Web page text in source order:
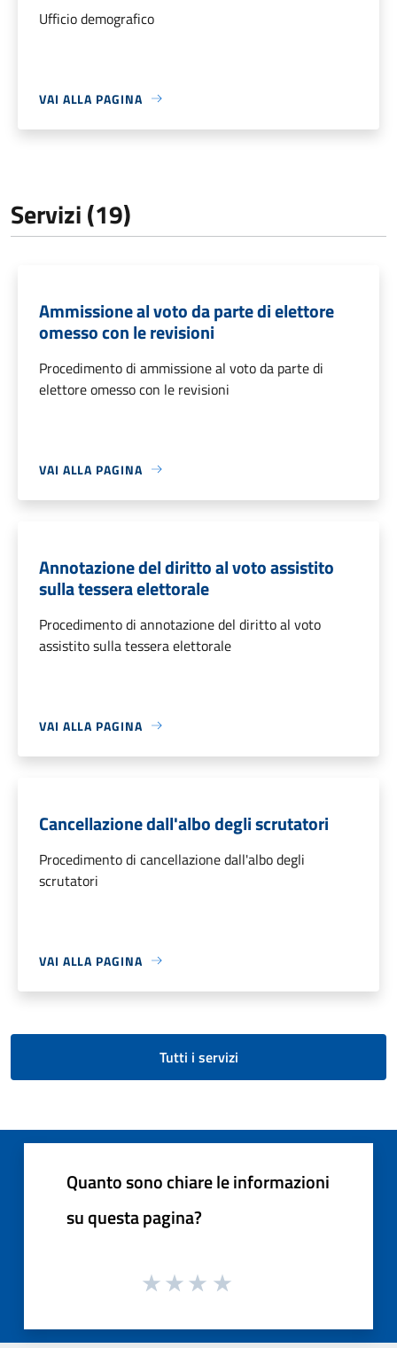
Ufficio demografico
VAI ALLA PAGINA
Servizi (19)
Ammissione al voto da parte di elettore
omesso con le revisioni
Procedimento di ammissione al voto da parte di
elettore omesso con le revisioni
VAI ALLA PAGINA
Annotazione del diritto al voto assistito
sulla tessera elettorale
Procedimento di annotazione del diritto al voto
assistito sulla tessera elettorale
VAI ALLA PAGINA
Cancellazione dall'albo degli scrutatori
Procedimento di cancellazione dall'albo degli
scrutatori
VAI ALLA PAGINA
Tutti i servizi
Quanto sono chiare le informazioni
su questa pagina?